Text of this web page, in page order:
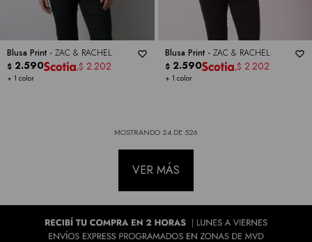
Blusa Print - ZAC & RACHEL
+ 1 color
$ 2.590 $ 2.202
Blusa Print - ZAC & RACHEL
+ 1 color
$ 2.590 $ 2.202
MOSTRANDO 24 DE 526
VER MÁS